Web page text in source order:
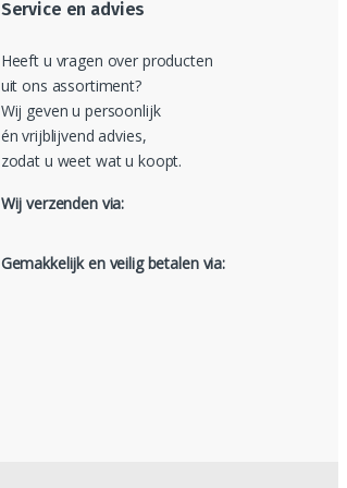
Service en advies
Heeft u vragen over producten
uit ons assortiment?
Wij geven u persoonlijk
én vrijblijvend advies,
zodat u weet wat u koopt.
Wij verzenden via:
Gemakkelijk en veilig betalen via: